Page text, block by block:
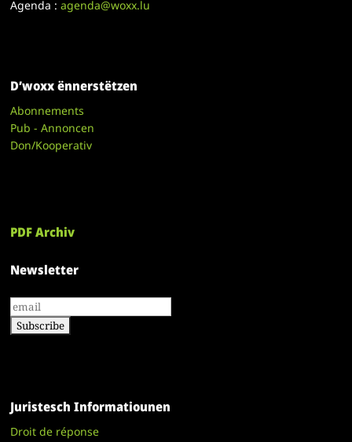
Agenda :agenda@woxx.lu
D’woxx ënnerstëtzen
Abonnements
Pub - Annoncen
Don/Kooperativ
PDF Archiv
Newsletter
Juristesch Informatiounen
Droit de réponse